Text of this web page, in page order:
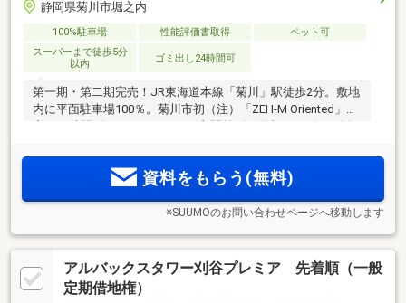
静岡県菊川市堀之内
100%駐車場 性能評価書取得
ペット可
スーパーまで徒歩5分
以内
ゴミ出し24時間可
第一期・第二期完売！JR東海道本線「菊川」駅徒歩2分。敷地
内に平面駐車場100％。菊川市初（注）「ZEH-M Oriented」認
多彩なプラン。地上14階建て・全55邸の次世代レジデンス
「プレイズ菊川駅前」誕生。資料をもらう(無料)
※SUUMOのお問い合わせページへ移動します
アルバックスタワー刈谷プレミア 先着順（一般
定期借地権）